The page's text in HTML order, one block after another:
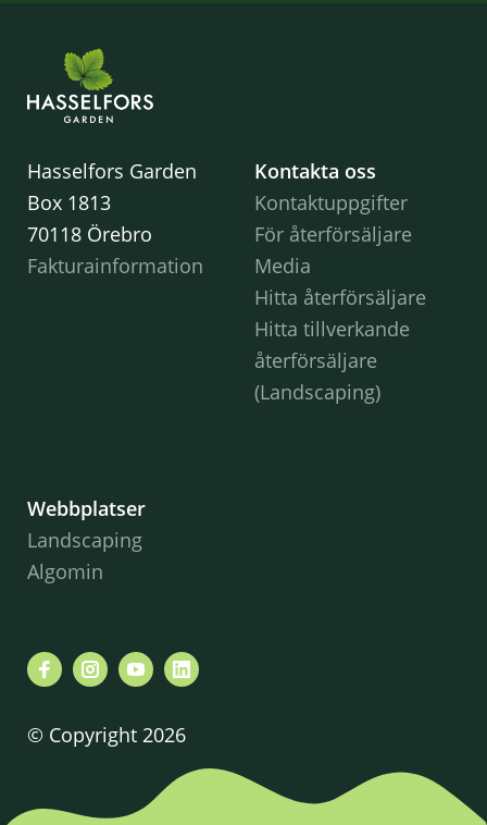
Hasselfors Garden
Box 1813
70118 Örebro
Fakturainformation
Kontakta oss
Kontaktuppgifter
För återförsäljare
Media
Hitta återförsäljare
Hitta tillverkande
återförsäljare
(Landscaping)
Webbplatser
Landscaping
Algomin
© Copyright 2026